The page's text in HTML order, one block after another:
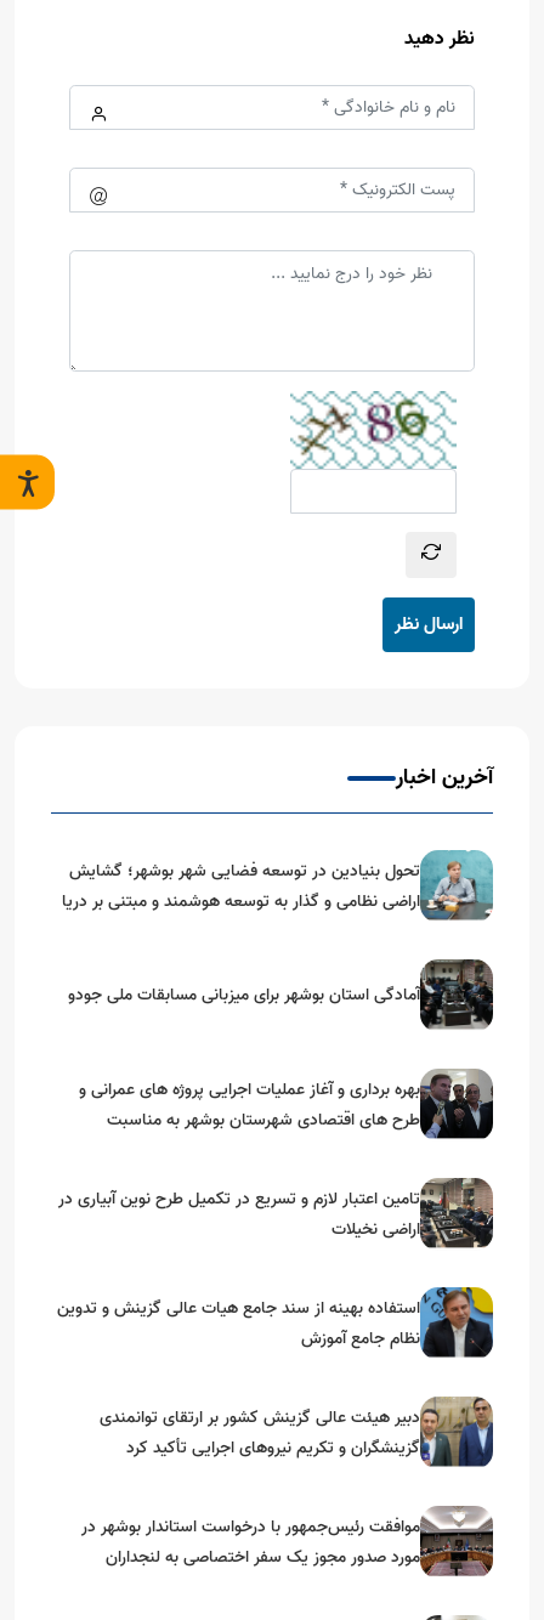
نظر دهید
ارسال نظر
آخرین اخبار
تحول بنیادین در توسعه فضایی شهر بوشهر؛ گشایش
اراضی نظامی و گذار به توسعه هوشمند و مبتنی بر دریا
آمادگی استان بوشهر برای میزبانی مسابقات ملی جودو
بهره برداری و آغاز عملیات اجرایی پروژه های عمرانی و
طرح های اقتصادی شهرستان بوشهر به مناسبت
تامین اعتبار لازم و تسریع در تکمیل طرح نوین آبیاری در
اراضی نخیلات
استفاده بهینه از سند جامع هیات عالی گزینش و‌ تدوین
نظام جامع آموزش
دبیر هیئت عالی گزینش کشور بر ارتقای توانمندی
گزینشگران و تکریم نیروهای اجرایی تأکید کرد
موافقت رئیس‌جمهور با درخواست استاندار بوشهر در
مورد صدور مجوز یک سفر اختصاصی به لنجداران